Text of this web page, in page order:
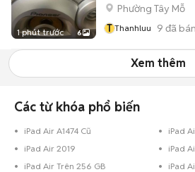
1 phút trước 6
Phường Tây Mỗ
T Thanhluu 9 đã bán
Xem thêm
Các từ khóa phổ biến
iPad Air A1474 Cũ
iPad
iPad Air 2019
iPad
iPad Air Trên 256 GB
iPad